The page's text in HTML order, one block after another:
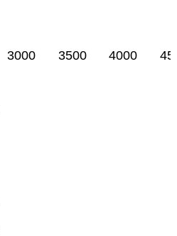
3000 3500 4000